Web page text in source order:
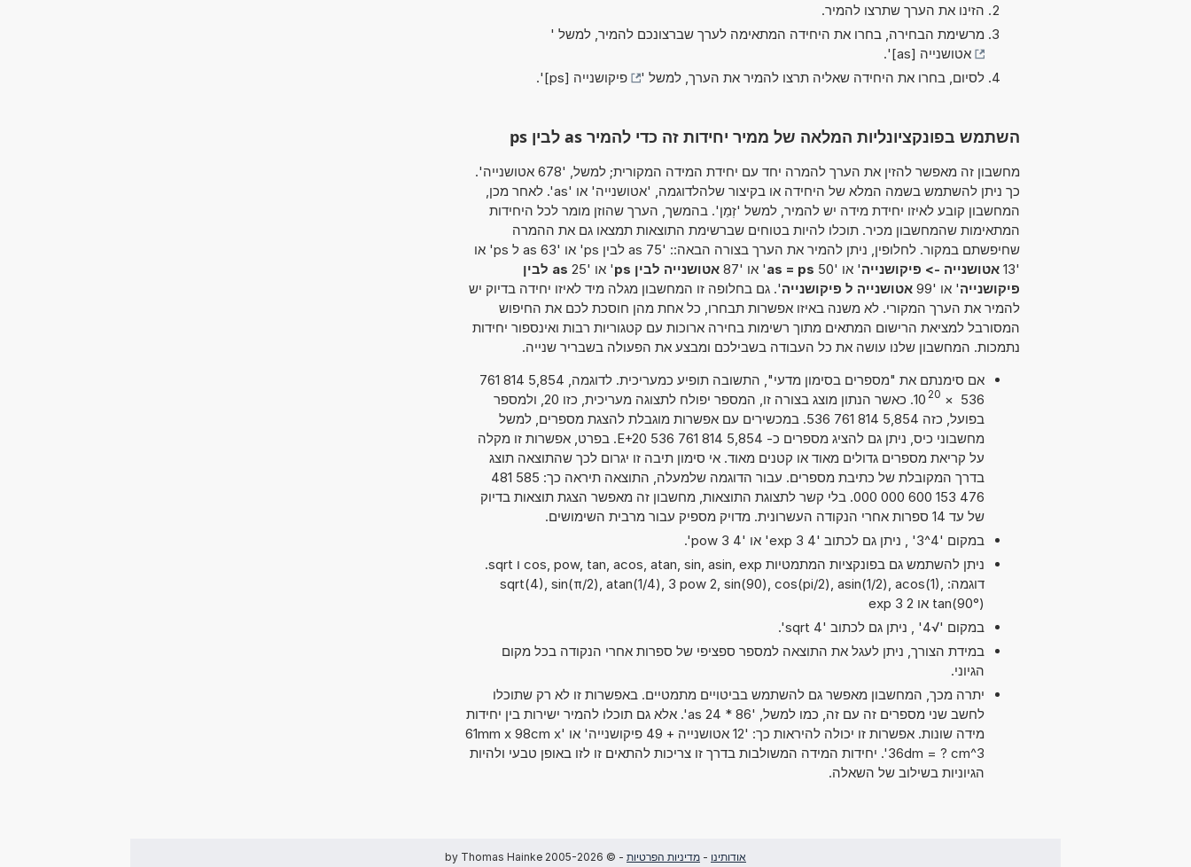
הזינו את הערך שתרצו להמיר.
מרשימת הבחירה, בחרו את היחידה המתאימה לערך שברצונכם להמיר, למשל '
אטושנייה [as]
'.
לסיום, בחרו את היחידה שאליה תרצו להמיר את הערך, למשל '
פיקושנייה [ps] '.
השתמש בפונקציונליות המלאה של ממיר יחידות זה כדי להמיר as לבין ps
מחשבון זה מאפשר להזין את הערך להמרה יחד עם יחידת המידה המקורית; למשל, '678 אטושנייה'.
כך ניתן להשתמש בשמה המלא של היחידה או בקיצור שלהלדוגמה, 'אטושנייה' או 'as'. לאחר מכן,
המחשבון קובע לאיזו יחידת מידה יש להמיר, למשל 'זְמַן'. בהמשך, הערך שהוזן מומר לכל היחידות
המתאימות שהמחשבון מכיר. תוכלו להיות בטוחים שברשימת התוצאות תמצאו גם את ההמרה
שחיפשתם במקור. לחלופין, ניתן להמיר את הערך בצורה הבאה:: '75 as לבין ps' או '63 as ל ps' או
'13
אטושנייה -> פיקושנייה' או '50 as = ps' או '87 אטושנייה לבין ps ' או '25
as לבין
פיקושנייה' או '99 אטושנייה ל פיקושנייה'. גם בחלופה זו המחשבון מגלה מיד לאיזו יחידה בדיוק יש
להמיר את הערך המקורי. לא משנה באיזו אפשרות תבחרו, כל אחת מהן חוסכת לכם את החיפוש
המסורבל למציאת הרישום המתאים מתוך רשימות בחירה ארוכות עם קטגוריות רבות ואינספור יחידות
נתמכות. המחשבון שלנו עושה את כל העבודה בשבילכם ומבצע את הפעולה בשבריר שנייה.
אם סימנתם את "מספרים בסימון מדעי", התשובה תופיע כמעריכית. לדוגמה, 5,854 814 761
536
×
10 20
. כאשר הנתון מוצג בצורה זו, המספר יפולח לתצוגה מעריכית, כזו 20, ולמספר
בפועל, כזה 5,854 814 761 536. במכשירים עם אפשרות מוגבלת להצגת מספרים, למשל
מחשבוני כיס, ניתן גם להציג מספרים כ- 5,854 814 761 536 E+20. בפרט, אפשרות זו מקלה
על קריאת מספרים גדולים מאוד או קטנים מאוד. אי סימון תיבה זו יגרום לכך שהתוצאה תוצג
בדרך המקובלת של כתיבת מספרים. עבור הדוגמה שלמעלה, התוצאה תיראה כך: 585 481
476 153 600 000 000. בלי קשר לתצוגת התוצאות, מחשבון זה מאפשר הצגת תוצאות בדיוק
של עד 14 ספרות אחרי הנקודה העשרונית. מדויק מספיק עבור מרבית השימושים.
במקום '4^3' , ניתן גם לכתוב '4 exp 3' או '4 pow 3'.
ניתן להשתמש גם בפונקציות המתמטיות cos, pow, tan, acos, atan, sin, asin, exp ו sqrt.
דוגמה: sqrt(4), sin(π/2), atan(1/4), 3 pow 2, sin(90), cos(pi/2), asin(1/2), acos(1),
tan(90°) או 2 exp 3
במקום '√4' , ניתן גם לכתוב 'sqrt 4'.
במידת הצורך, ניתן לעגל את התוצאה למספר ספציפי של ספרות אחרי הנקודה בכל מקום
הגיוני.
יתרה מכך, המחשבון מאפשר גם להשתמש בביטויים מתמטיים. באפשרות זו לא רק שתוכלו
לחשב שני מספרים זה עם זה, כמו למשל, '86 * 24 as'. אלא גם תוכלו להמיר ישירות בין יחידות
מידה שונות. אפשרות זו יכולה להיראות כך: '12 אטושנייה + 49 פיקושנייה' או '61mm x 98cm x
36dm = ? cm^3'. יחידות המידה המשולבות בדרך זו צריכות להתאים זו לזו באופן טבעי ולהיות
הגיוניות בשילוב של השאלה.
אודותינו - מדיניות הפרטיות - © 2005-2026 by Thomas Hainke